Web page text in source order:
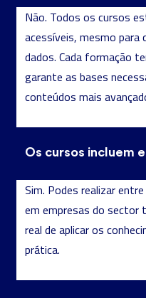
dados de forma eficiente.
Ao inscreveres-te num
dados, darás um passo
promissora. Os teus
portas para um vasto
logística de uma empresa
resultados eleitorais,tudo
Começa hoje. Domina
Não. Todos os cursos
acessíveis, mesmo para
dados. Cada formação
garante as bases
conteúdos mais
Os cursos incluem
Sim. Podes realizar entre
em empresas do sector
real de aplicar os
prática.